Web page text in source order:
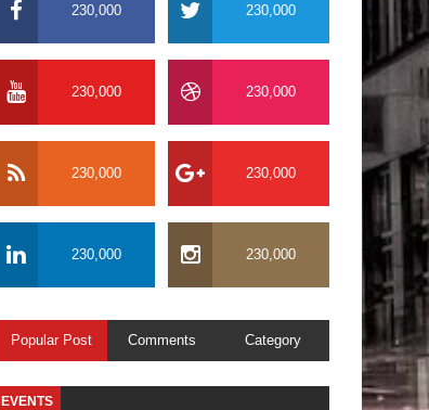
230,000 230,000
230,000 230,000
230,000 230,000
230,000 230,000
Popular Post Comments Category
EVENTS